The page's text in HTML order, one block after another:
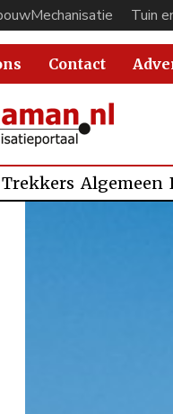
Tuin
Contact
Trekkers Algemeen